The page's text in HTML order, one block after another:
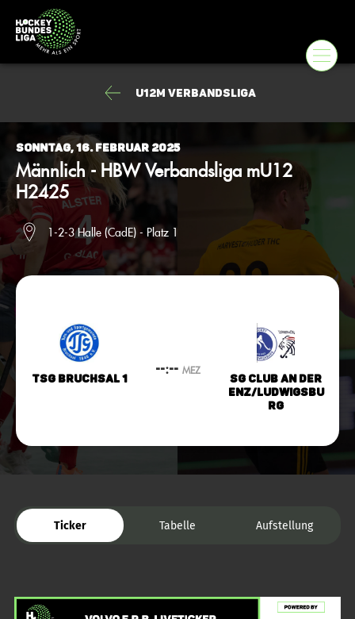
U12m Verbandsliga
Sonntag, 16. Februar 2025
Männlich - HBW Verbandsliga mU12
H2425
1-2-3 Halle (CadE) - Platz 1
TSG Bruchsal 1
--:-- MEZ
SG Club an der
Enz/Ludwigsbu
rg
Ticker Tabelle Aufstellung